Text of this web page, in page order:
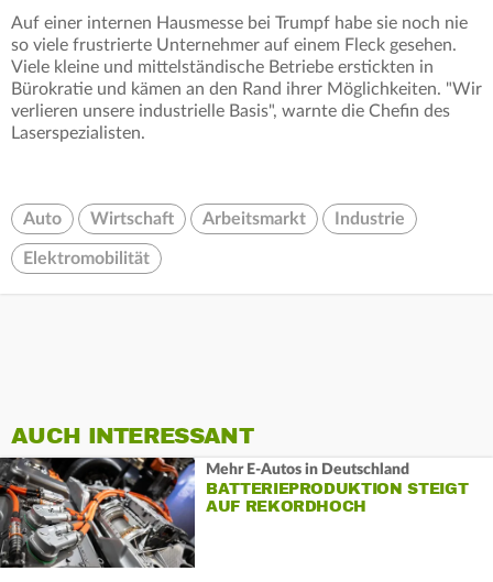
Auf einer internen Hausmesse bei Trumpf habe sie noch nie
so viele frustrierte Unternehmer auf einem Fleck gesehen.
Viele kleine und mittelständische Betriebe erstickten in
Bürokratie und kämen an den Rand ihrer Möglichkeiten. "Wir
verlieren unsere industrielle Basis", warnte die Chefin des
Laserspezialisten.
Auto Wirtschaft Arbeitsmarkt Industrie
Elektromobilität
AUCH INTERESSANT
Mehr E-Autos in Deutschland
BATTERIEPRODUKTION STEIGT
AUF REKORDHOCH